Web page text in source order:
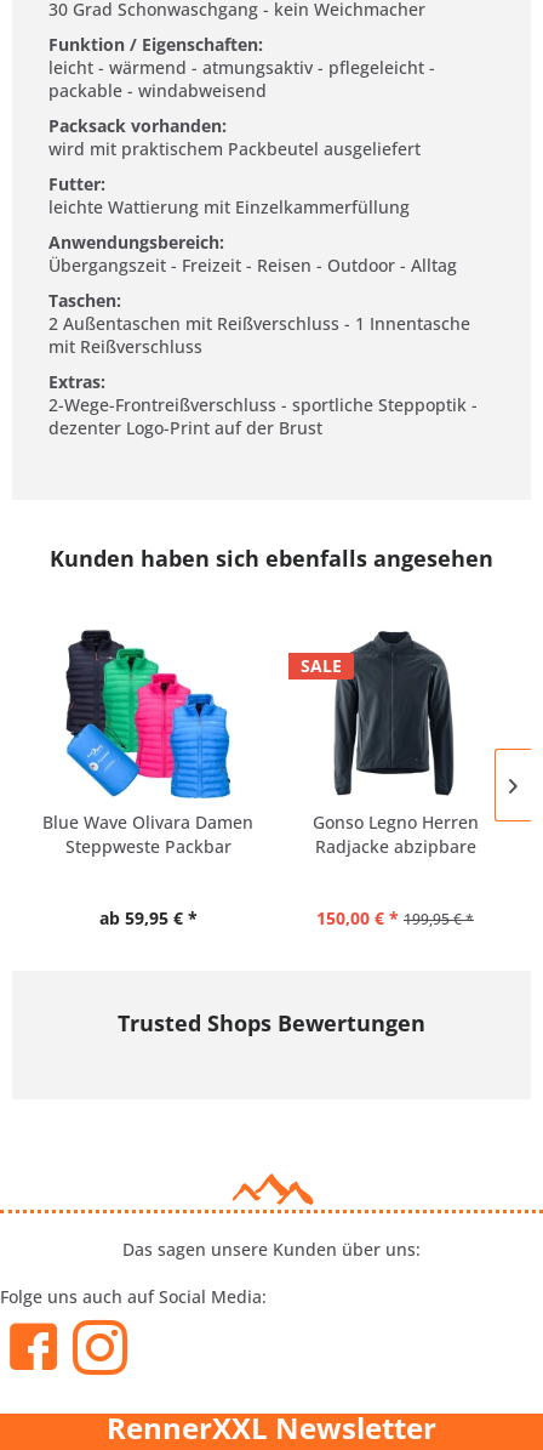
30 Grad Schonwaschgang - kein Weichmacher
Funktion / Eigenschaften:
leicht - wärmend - atmungsaktiv - pflegeleicht -
packable - windabweisend
Packsack vorhanden:
wird mit praktischem Packbeutel ausgeliefert
Futter:
leichte Wattierung mit Einzelkammerfüllung
Anwendungsbereich:
Übergangszeit - Freizeit - Reisen - Outdoor - Alltag
Taschen:
2 Außentaschen mit Reißverschluss - 1 Innentasche
mit Reißverschluss
Extras:
2-Wege-Frontreißverschluss - sportliche Steppoptik -
dezenter Logo-Print auf der Brust
Kunden haben sich ebenfalls angesehen
Blue Wave Olivara Damen
Steppweste Packbar
ab 59,95 € *
SALE
Gonso Legno Herren
Radjacke abzipbare
150,00 € * 199,95 € *
Trusted Shops Bewertungen
Das sagen unsere Kunden über uns:
Folge uns auch auf Social Media:
RennerXXL Newsletter